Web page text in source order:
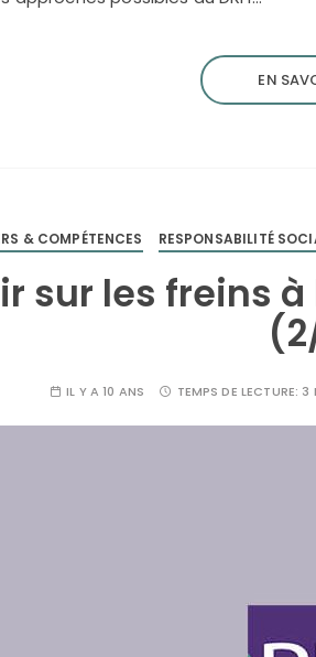
EN
& COMPÉTENCES RESPONSABILITÉ
sur les freins
IL Y A 10 ANS TEMPS DE LECTURE: 3